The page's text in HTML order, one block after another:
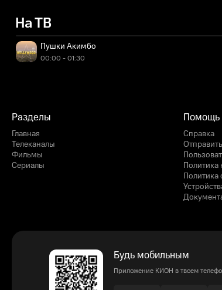
На ТВ
Пушки Акимбо
00:00 - 01:30
Разделы
Главная
Телеканалы
Фильмы
Сериалы
Помощь
Справка
Политика
Политика
Будь мобильным
Приложение КИОН в твоем